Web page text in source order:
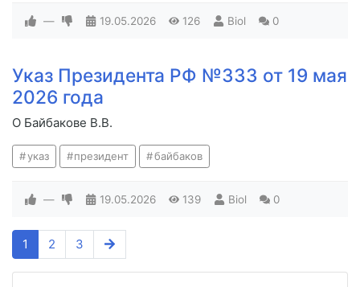
— 19.05.2026 126 Biol 0
Указ Президента РФ №333 от 19 мая
2026 года
О Байбакове В.В.
указ президент байбаков
— 19.05.2026 139 Biol 0
1 2 3